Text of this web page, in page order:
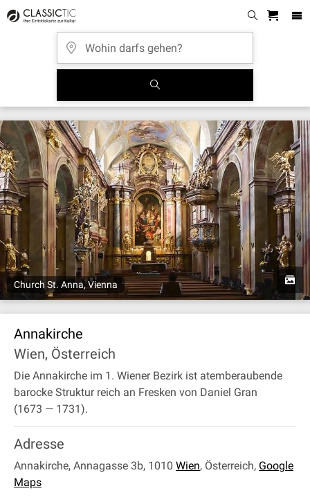
Church St. Anna, Vienna
Annakirche
Wien, Österreich
Die Annakirche im 1. Wiener Bezirk ist atemberaubende
barocke Struktur reich an Fresken von Daniel Gran
(1673 — 1731).
Adresse
Annakirche, Annagasse 3b, 1010 Wien, Österreich, Google
Maps